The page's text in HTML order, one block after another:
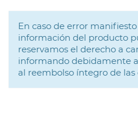
En caso de error
información del producto
reservamos el derecho a
informando debidamente
al reembolso íntegro de